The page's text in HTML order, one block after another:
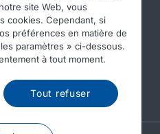
Privacy statement
DAF and cookies
Tax Report
site Web, vous
cookies. Cependant, si
préférences en matière de
paramètres » ci-dessous.
à tout moment.
Tout refuser